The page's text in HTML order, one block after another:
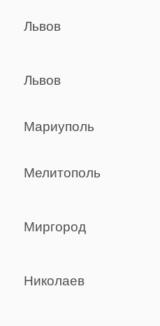
Львов
Львов
Мариуполь
Мелитополь
Миргород
Николаев